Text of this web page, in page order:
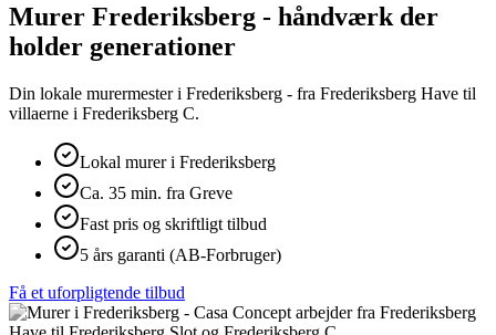
Murer Frederiksberg - håndværk der
holder generationer
Din lokale murermester i Frederiksberg - fra Frederiksberg Have til
villaerne i Frederiksberg C.
Lokal murer i Frederiksberg
Ca. 35 min. fra Greve
Fast pris og skriftligt tilbud
5 års garanti (AB-Forbruger)
Få et uforpligtende tilbud